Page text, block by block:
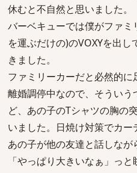
休むと不自然と思いました。
バーベキューでは僕がファ
を運ぶだけの)のVOXYを出
きました。
ファミリーカーだと必然的に
離婚調停中なので、そうい
ど、あの子のTシャツの胸の
いました。日焼け対策でカー
あの子が他の友達と話しな
「やっぱり大きいなぁ」っと